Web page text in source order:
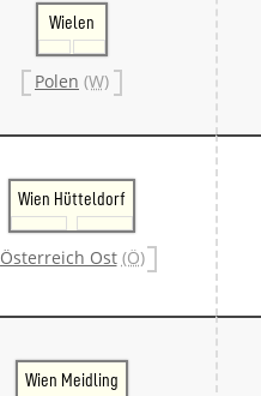
Wielen
Polen (W)
Wien Hütteldorf
Österreich Ost (Ö)
Wien Meidling